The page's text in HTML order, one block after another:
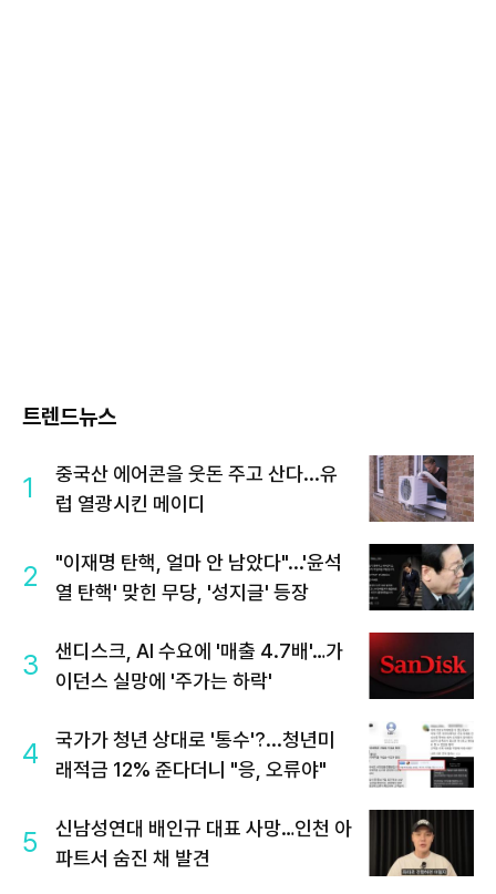
트렌드뉴스
1
중국산 에어콘을 웃돈 주고 산다...유
럽 열광시킨 메이디
2
"이재명 탄핵, 얼마 안 남았다"...'윤석
열 탄핵' 맞힌 무당, '성지글' 등장
3
샌디스크, AI 수요에 '매출 4.7배'…가
이던스 실망에 '주가는 하락'
4
국가가 청년 상대로 '통수'?...청년미
래적금 12% 준다더니 "응, 오류야"
5
신남성연대 배인규 대표 사망…인천 아
파트서 숨진 채 발견